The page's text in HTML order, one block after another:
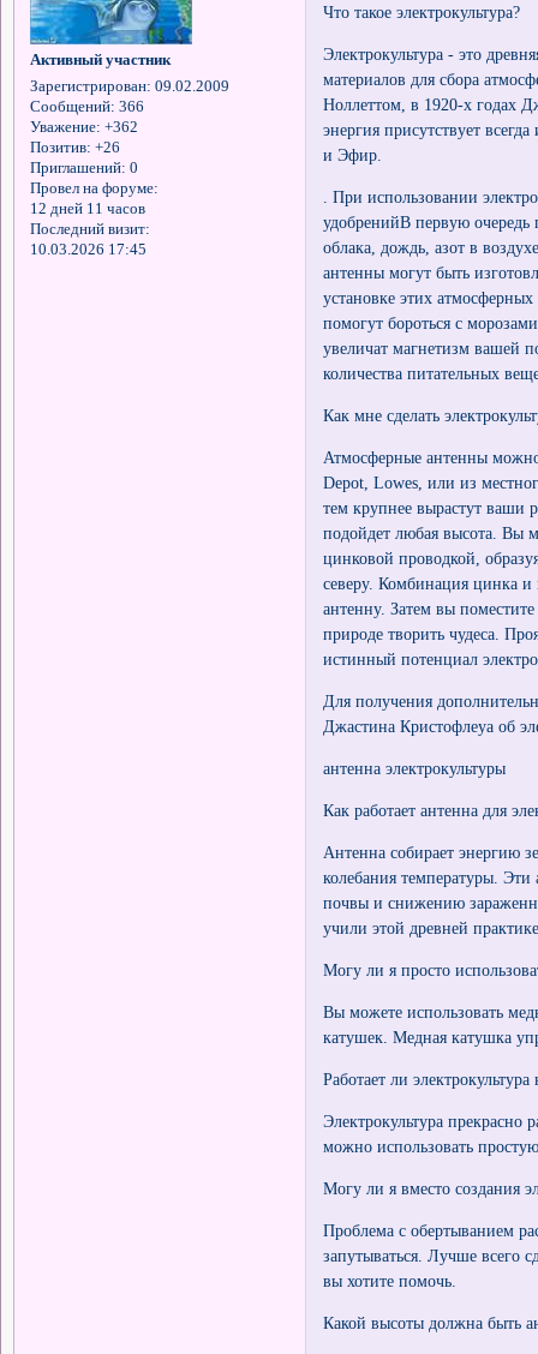
Активный участник
Зарегистрирован: 09.02.2009
Сообщений: 366
Уважение: +362
Позитив: +26
Приглашений: 0
Провел на форуме:
12 дней 11 часов
Последний визит:
10.03.2026 17:45
Что такое электрокультура?
Электрокультура - это
материалов для сбора
Ноллеттом, в 1920-х годах
энергия присутствует
и Эфир.
. При использовании
удобренийВ первую
облака, дождь, азот в
антенны могут быть
установке этих
помогут бороться с
увеличат магнетизм вашей
количества питательных
Как мне сделать
Атмосферные антенны
Depot, Lowes, или из
тем крупнее вырастут ваши
подойдет любая высота. Вы
цинковой проводкой,
северу. Комбинация цинка и
антенну. Затем вы
природе творить чудеса.
истинный потенциал
Для получения
Джастина Кристофлеуа об
антенна электрокультуры
Как работает антенна для
Антенна собирает энергию
колебания температуры.
почвы и снижению
учили этой древней
Могу ли я просто
Вы можете использовать
катушек. Медная катушка
Работает ли
Электрокультура прекрасно
можно использовать
Могу ли я вместо создания
Проблема с обертыванием
запутываться. Лучше всего
вы хотите помочь.
Какой высоты должна быть